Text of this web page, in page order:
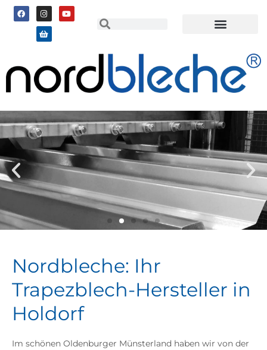
Maß
Nordbleche: Ihr
Trapezblech-Hersteller in
Holdorf
Im schönen Oldenburger Münsterland haben wir von der